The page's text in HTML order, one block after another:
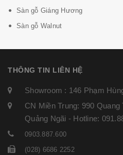
Sàn gỗ Giáng Hương
Sàn gỗ Walnut
THÔNG TIN LIÊN HỆ
Showroom : 146 Phạm
CN Miền Trung: 990 Quang
Quảng Ngãi - Hotline:
0903.887.600
(028) 6686 2252